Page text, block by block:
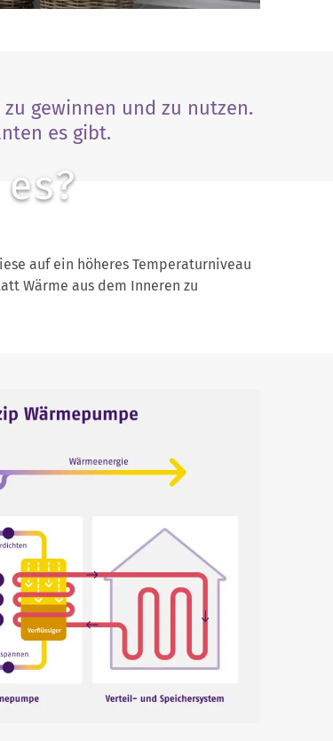
gewinnen und zu nutzen.
es gibt.
auf ein höheres Temperaturniveau
Wärme aus dem Inneren zu